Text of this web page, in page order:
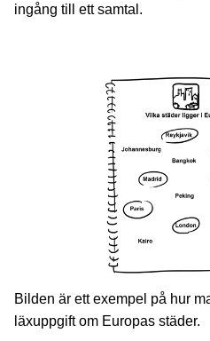
ingång till ett samtal.
Bilden är ett exempel på hur
läxuppgift om Europas städer.